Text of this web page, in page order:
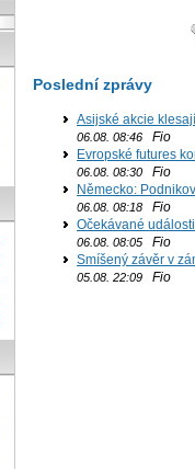
Poslední zprávy
Asijské akcie
06.08. 08:46 Fio
Evropské futures
06.08. 08:30 Fio
Německo:
06.08. 08:18 Fio
Očekávané
06.08. 08:05 Fio
Smíšený závěr v
05.08. 22:09 Fio